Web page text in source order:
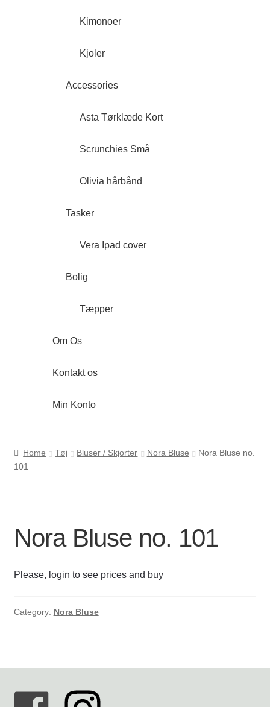
Kimonoer
Kjoler
Accessories
Asta Tørklæde Kort
Scrunchies Små
Olivia hårbånd
Tasker
Vera Ipad cover
Bolig
Tæpper
Om Os
Kontakt os
Min Konto
Cookie- og privatlivspolitik
Kontakt os
Shop
Home Tøj Bluser / Skjorter Nora Bluse
Nora Bluse no.
101
Nora Bluse no. 101
Please, login to see prices and buy
Category: Nora Bluse